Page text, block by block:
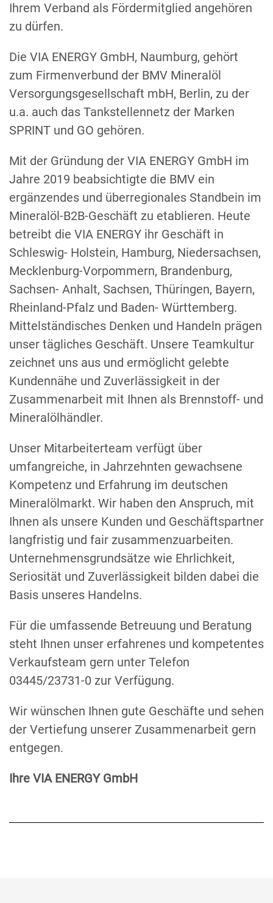
Ihrem Verband als Fördermitglied angehören
zu dürfen.
Die VIA ENERGY GmbH, Naumburg, gehört
zum Firmenverbund der BMV Mineralöl
Versorgungsgesellschaft mbH, Berlin, zu der
u.a. auch das Tankstellennetz der Marken
SPRINT und GO gehören.
Mit der Gründung der VIA ENERGY GmbH im
Jahre 2019 beabsichtigte die BMV ein
ergänzendes und überregionales Standbein im
Mineralöl-B2B-Geschäft zu etablieren. Heute
betreibt die VIA ENERGY ihr Geschäft in
Schleswig- Holstein, Hamburg, Niedersachsen,
Mecklenburg-Vorpommern, Brandenburg,
Sachsen- Anhalt, Sachsen, Thüringen, Bayern,
Rheinland-Pfalz und Baden- Württemberg.
Mittelständisches Denken und Handeln prägen
unser tägliches Geschäft. Unsere Teamkultur
zeichnet uns aus und ermöglicht gelebte
Kundennähe und Zuverlässigkeit in der
Zusammenarbeit mit Ihnen als Brennstoff- und
Mineralölhändler.
Unser Mitarbeiterteam verfügt über
umfangreiche, in Jahrzehnten gewachsene
Kompetenz und Erfahrung im deutschen
Mineralölmarkt. Wir haben den Anspruch, mit
Ihnen als unsere Kunden und Geschäftspartner
langfristig und fair zusammenzuarbeiten.
Unternehmensgrundsätze wie Ehrlichkeit,
Seriosität und Zuverlässigkeit bilden dabei die
Basis unseres Handelns.
Für die umfassende Betreuung und Beratung
steht Ihnen unser erfahrenes und kompetentes
Verkaufsteam gern unter Telefon
03445/23731-0 zur Verfügung.
Wir wünschen Ihnen gute Geschäfte und sehen
der Vertiefung unserer Zusammenarbeit gern
entgegen.
Ihre VIA ENERGY GmbH